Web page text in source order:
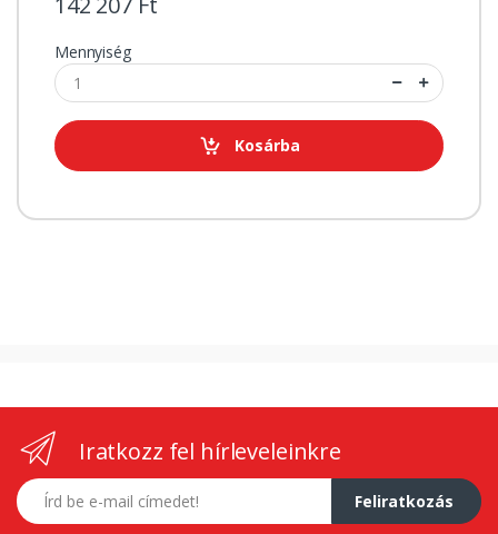
Mennyiség
Kosárba
Iratkozz fel hírleveleinkre
E-mail címed
Feliratkozás